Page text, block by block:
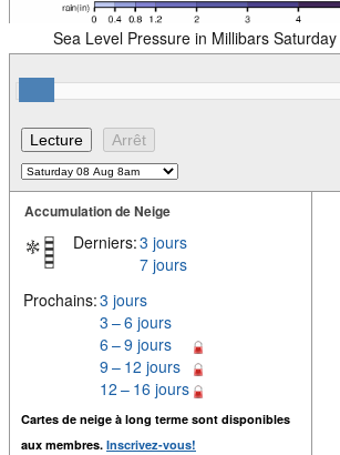
Sea Level Pressure in Millibars
Accumulation de Neige
Derniers:3 jours
7 jours
Prochains:3 jours
3 – 6 jours
6 – 9 jours
9 – 12 jours
12 – 16 jours
Cartes de neige à long terme sont disponibles
aux membres. Inscrivez-vous!